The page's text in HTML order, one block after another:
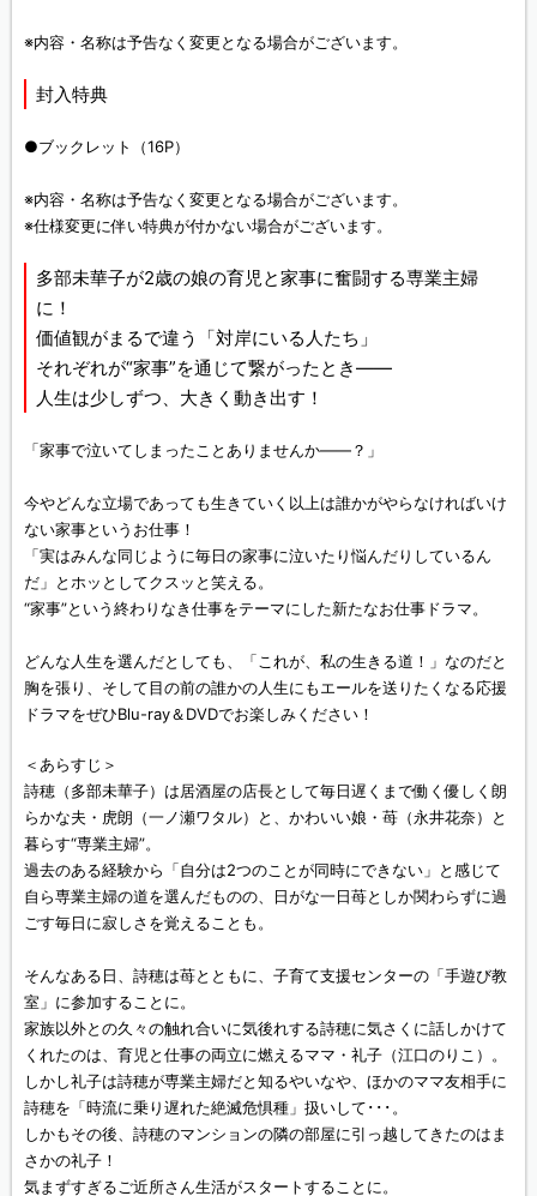
※内容・名称は予告なく変更となる場合がございます。
封入特典
●ブックレット（16P）
※内容・名称は予告なく変更となる場合がございます。
※仕様変更に伴い特典が付かない場合がございます。
多部未華子が2歳の娘の育児と家事に奮闘する専業主婦
に！
価値観がまるで違う「対岸にいる人たち」
それぞれが“家事”を通じて繋がったとき――
人生は少しずつ、大きく動き出す！
「家事で泣いてしまったことありませんか――？」
今やどんな立場であっても生きていく以上は誰かがやらなければいけ
ない家事というお仕事！
「実はみんな同じように毎日の家事に泣いたり悩んだりしているん
だ」とホッとしてクスッと笑える。
“家事”という終わりなき仕事をテーマにした新たなお仕事ドラマ。
どんな人生を選んだとしても、「これが、私の生きる道！」なのだと
胸を張り、そして目の前の誰かの人生にもエールを送りたくなる応援
ドラマをぜひBlu-ray＆DVDでお楽しみください！
＜あらすじ＞
詩穂（多部未華子）は居酒屋の店長として毎日遅くまで働く優しく朗
らかな夫・虎朗（一ノ瀬ワタル）と、かわいい娘・苺（永井花奈）と
暮らす“専業主婦”。
過去のある経験から「自分は2つのことが同時にできない」と感じて
自ら専業主婦の道を選んだものの、日がな一日苺としか関わらずに過
ごす毎日に寂しさを覚えることも。
そんなある日、詩穂は苺とともに、子育て支援センターの「手遊び教
室」に参加することに。
家族以外との久々の触れ合いに気後れする詩穂に気さくに話しかけて
くれたのは、育児と仕事の両立に燃えるママ・礼子（江口のりこ）。
しかし礼子は詩穂が専業主婦だと知るやいなや、ほかのママ友相手に
詩穂を「時流に乗り遅れた絶滅危惧種」扱いして･･･。
しかもその後、詩穂のマンションの隣の部屋に引っ越してきたのはま
さかの礼子！
気まずすぎるご近所さん生活がスタートすることに。